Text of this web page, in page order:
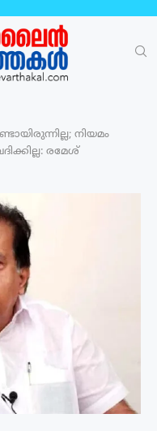
നിയമം
രമേശ്